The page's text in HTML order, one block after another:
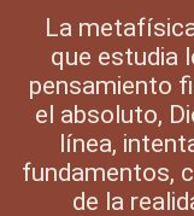
La
que estudia
pensamiento
el absoluto,
línea,
fundamentos,
de la